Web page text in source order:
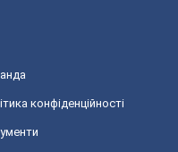
конфіденційності